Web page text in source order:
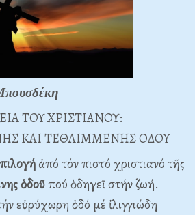
ΤΟΥ ΧΡΙΣΤΙΑΝΟΥ:
ΚΑΙ ΤΕΘΛΙΜΜΕΝΗΣ ΟΔΟΥ
ἀπό τόν πιστό χριστιανό τῆς
ὁδοῦπού ὁδηγεῖ στήν ζωή.
εὐρύχωρη ὁδό μέ ἰλιγγιώδη